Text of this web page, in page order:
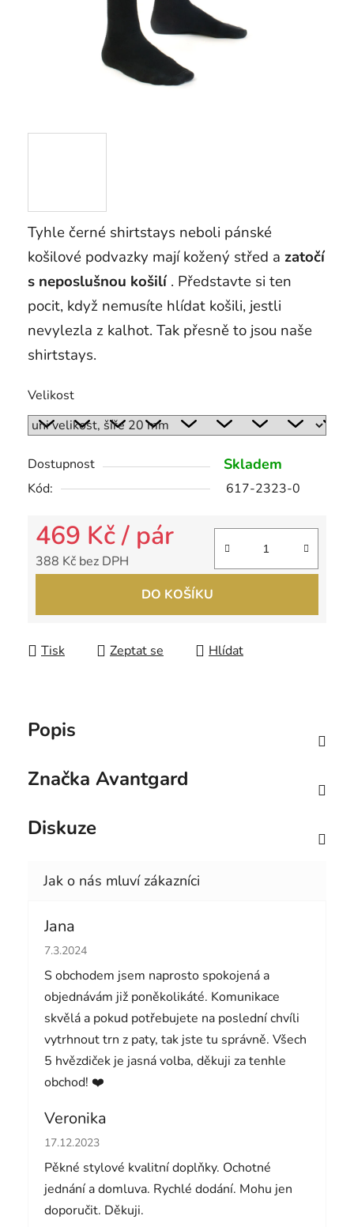
Tyhle černé shirtstays neboli pánské
košilové podvazky mají kožený střed a zatočí
s neposlušnou košilí. Představte si ten
pocit, když nemusíte hlídat košili, jestli
nevylezla z kalhot. Tak přesně to jsou naše
shirtstays.
Velikost
Dostupnost Skladem
Kód: 617-2323-0
469 Kč/ pár
388 Kč bez DPH
DO KOŠÍKU
Tisk Zeptat se Hlídat
Popis
Značka Avantgard
Diskuze
Jana
Hodnocení obchodu je 5 z 5 hvězdiček.
7.3.2024
S obchodem jsem naprosto spokojená a
objednávám již poněkolikáté. Komunikace
skvělá a pokud potřebujete na poslední chvíli
vytrhnout trn z paty, tak jste tu správně. Všech
5 hvězdiček je jasná volba, děkuji za tenhle
obchod! ❤️
Veronika
Hodnocení obchodu je 5 z 5 hvězdiček.
17.12.2023
Pěkné stylové kvalitní doplňky. Ochotné
jednání a domluva. Rychlé dodání. Mohu jen
doporučit. Děkuji.